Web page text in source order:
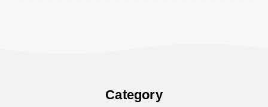
Category